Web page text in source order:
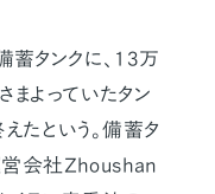
タンクに、13万
よっていたタン
たという。備蓄タ
営会社Zhoushan